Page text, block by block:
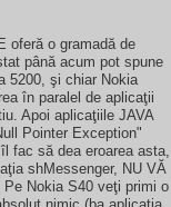
oferă o gramadă de
până acum pot spune
5200, şi chiar Nokia
în paralel de aplicaţii
Apoi aplicaţiile JAVA
Pointer Exception"
fac să dea eroarea asta,
shMessenger, NU VĂ
Nokia S40 veţi primi o
nimic (ba aplicaţia